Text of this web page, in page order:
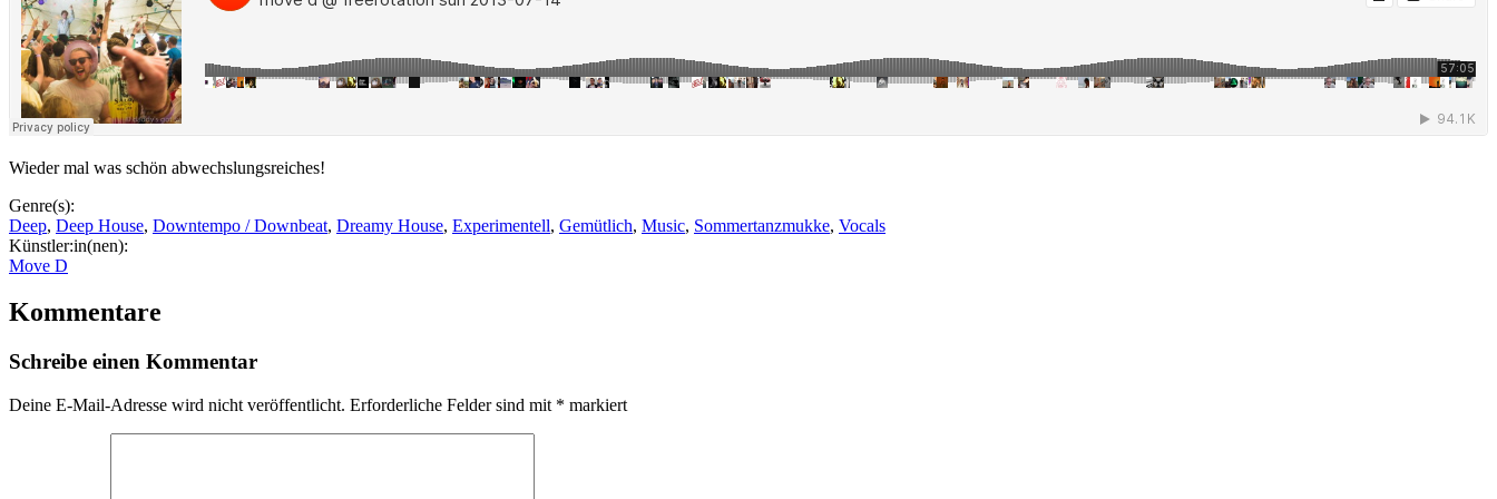
Wieder mal was schön abwechslungsreiches!
Genre(s):
Deep, Deep House, Downtempo / Downbeat, Dreamy House, Experimentell, Gemütlich, Music, Sommertanzmukke, Vocals
Künstler:in(nen):
Move D
Kommentare
Schreibe einen Kommentar
Deine E-Mail-Adresse wird nicht veröffentlicht. Erforderliche Felder sind mit * markiert